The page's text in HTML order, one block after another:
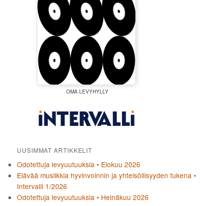
OMA LEVYHYLLY
UUSIMMAT ARTIKKELIT
Odotettuja levyuutuuksia • Elokuu 2026
Elävää musiikkia hyvinvoinnin ja yhteisöllisyyden tukena •
Intervalli 1/2026
Odotettuja levyuutuuksia • Heinäkuu 2026